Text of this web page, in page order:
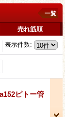
一覧
売れ筋順
表示件数:
ピトー管